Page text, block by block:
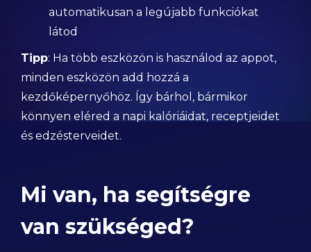
automatikusan a legújabb funkciókat
látod
Tipp: Ha több eszközön is használod az appot,
minden eszközön add hozzá a
kezdőképernyőhöz. Így bárhol, bármikor
könnyen eléred a napi kalóriáidat, receptjeidet
és edzésterveidet.
Mi van, ha segítségre
van szükséged?